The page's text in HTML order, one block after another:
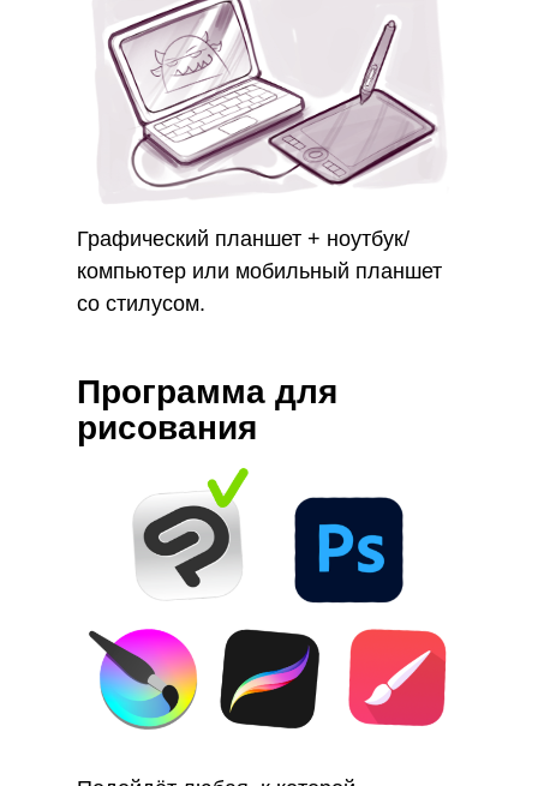
Графический планшет + ноутбук/
компьютер или мобильный планшет
со стилусом.
Программа для
рисования